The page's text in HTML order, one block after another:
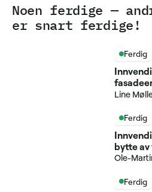
Noen ferdige —
er snart ferdige!
Ferdig
Line
Ferdig
bytte av
Ole-
Ferdig